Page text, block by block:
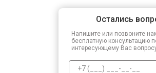
Остались
Напишите или позвоните
бесплатную консультацию
интересующему Вас